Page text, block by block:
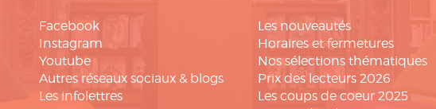
Facebook
Instagram
Youtube
Autres réseaux sociaux & blogs
Les infolettres
Les nouveautés
Horaires et fermetures
Nos sélections thématiques
Prix des lecteurs 2026
Les coups de coeur 2025